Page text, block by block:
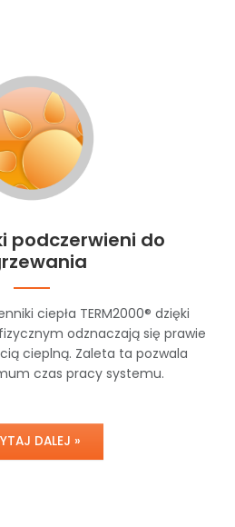
podczerwieni do
ciepła TERM2000® dzięki
odznaczają się prawie
cieplną. Zaleta ta pozwala
czas pracy systemu.
DALEJ »